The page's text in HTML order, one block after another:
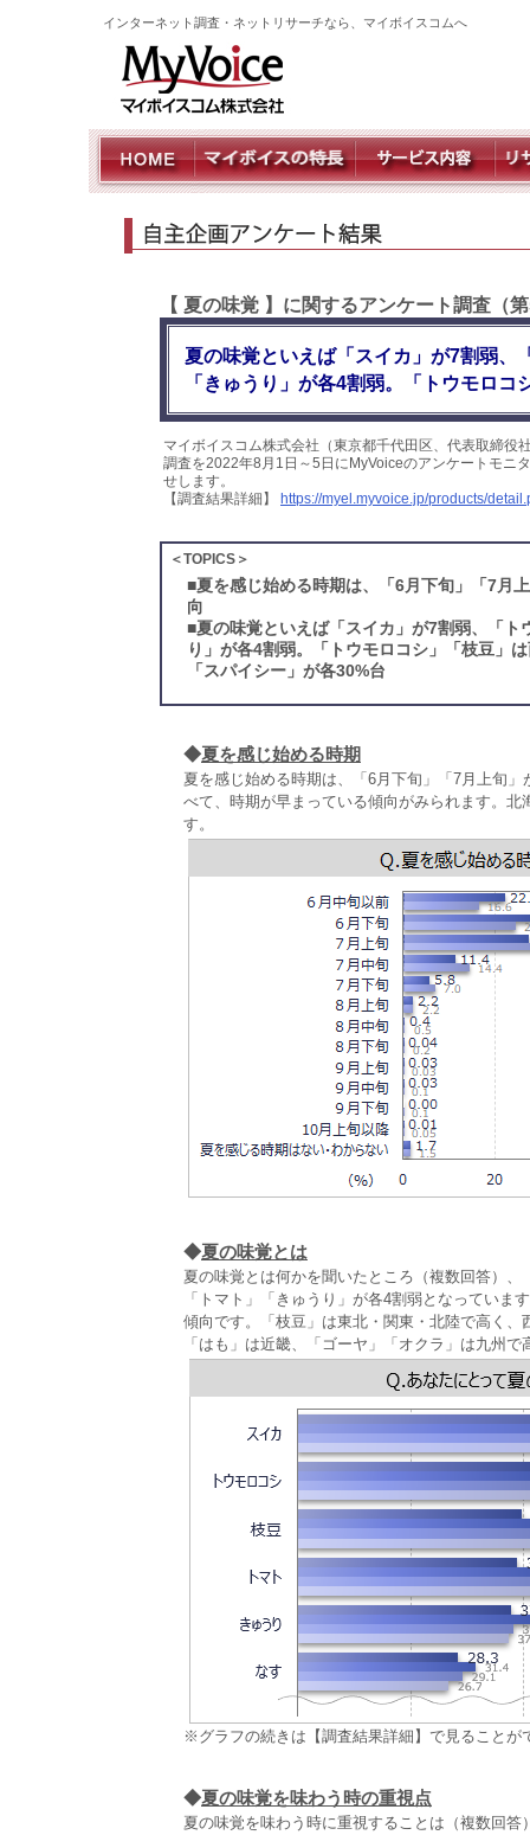
インターネット調査・ネットリサーチなら、マイボイスコムへ
【 夏の味覚 】に関するアンケート調査（
夏の味覚といえば「スイカ」が7割弱、
「きゅうり」が各4割弱。「トウモロ
マイボイスコム株式会社（東京都千代田区、代表取締
調査を2022年8月1日～5日にMyVoiceのアンケートモニ
せします。
【調査結果詳細】
https://myel.myvoice.jp/products/
＜TOPICS＞
■夏を感じ始める時期は、「6月下旬」「7月
向
■夏の味覚といえば「スイカ」が7割弱、「
り」が各4割弱。「トウモロコシ」「枝豆」
「スパイシー」が各30%台
◆夏を感じ始める時期
夏を感じ始める時期は、「6月下旬」「7月上旬
べて、時期が早まっている傾向がみられます。
す。
◆夏の味覚とは
夏の味覚とは何かを聞いたところ（複数回答）
「トマト」「きゅうり」が各4割弱となってい
傾向です。「枝豆」は東北・関東・北陸で高く
「はも」は近畿、「ゴーヤ」「オクラ」は九州で
※グラフの続きは【調査結果詳細】で見ることが
◆夏の味覚を味わう時の重視点
夏の味覚を味わう時に重視することは（複数回